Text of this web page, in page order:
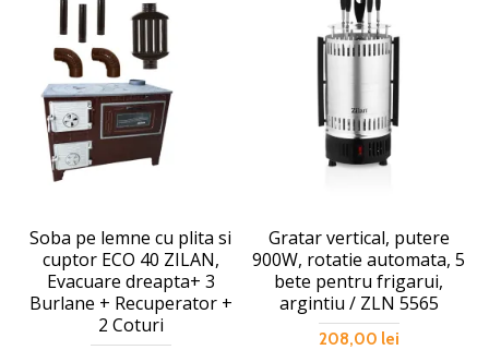
Soba pe lemne cu plita si
cuptor ECO 40 ZILAN,
Evacuare dreapta+ 3
Burlane + Recuperator +
2 Coturi
Gratar vertical, putere
900W, rotatie automata, 5
bete pentru frigarui,
argintiu / ZLN 5565
208,00 lei